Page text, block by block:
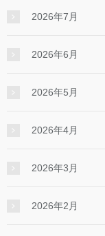
2026年7月
2026年6月
2026年5月
2026年4月
2026年3月
2026年2月